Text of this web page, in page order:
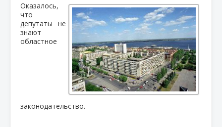
Оказалось,
что
депутаты не
знают
областное
законодательство.